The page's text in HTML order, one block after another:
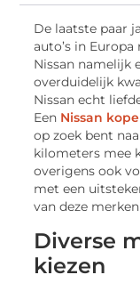
De laatste paar
auto’s in
Nissan namelijk
overduidelijk
Nissan echt
Een Nissan
op zoek bent
kilometers mee
overigens ook
met een
van deze
Diverse
kiezen